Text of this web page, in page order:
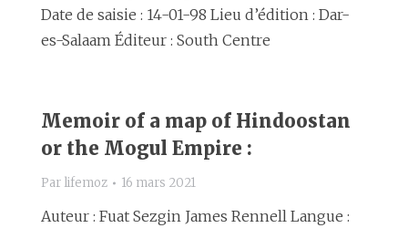
Date de saisie : 14-01-98 Lieu d’édition : Dar-
es-Salaam Éditeur : South Centre
Memoir of a map of Hindoostan
or the Mogul Empire :
Par lifemoz 16 mars 2021
Auteur : Fuat Sezgin James Rennell Langue :